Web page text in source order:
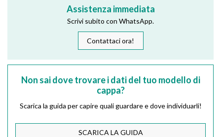
Assistenza immediata
Scrivi subito con WhatsApp.
Contattaci ora!
Non sai dove trovare i dati del tuo modello di
cappa?
Scarica la guida per capire quali guardare e dove individuarli!
SCARICA LA GUIDA